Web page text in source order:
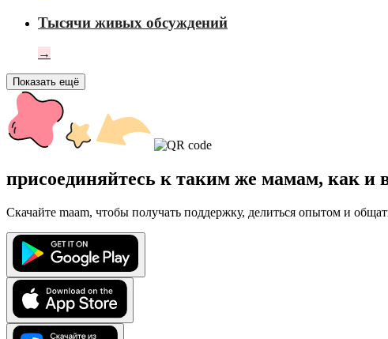
Тысячи живых обсуждений
→
Показать ещё
присоединяйтесь к таким же мамам, как и
Скачайте maam, чтобы получать поддержку, делиться опытом и